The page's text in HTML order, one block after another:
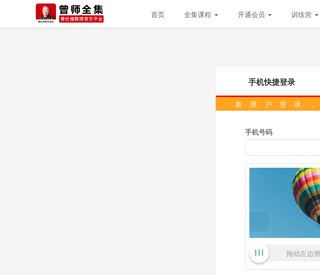
首页 全集课程 开通会员 训练营
手机快捷登录
新用户登录
手机号码
拖动左边